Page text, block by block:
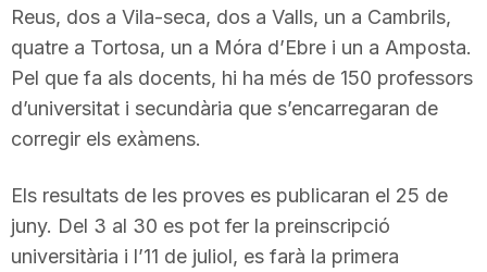
Reus, dos a Vila-seca, dos a Valls, un a Cambrils,
quatre a Tortosa, un a Móra d’Ebre i un a Amposta.
Pel que fa als docents, hi ha més de 150 professors
d’universitat i secundària que s’encarregaran de
corregir els exàmens.
Els resultats de les proves es publicaran el 25 de
juny. Del 3 al 30 es pot fer la preinscripció
universitària i l’11 de juliol, es farà la primera